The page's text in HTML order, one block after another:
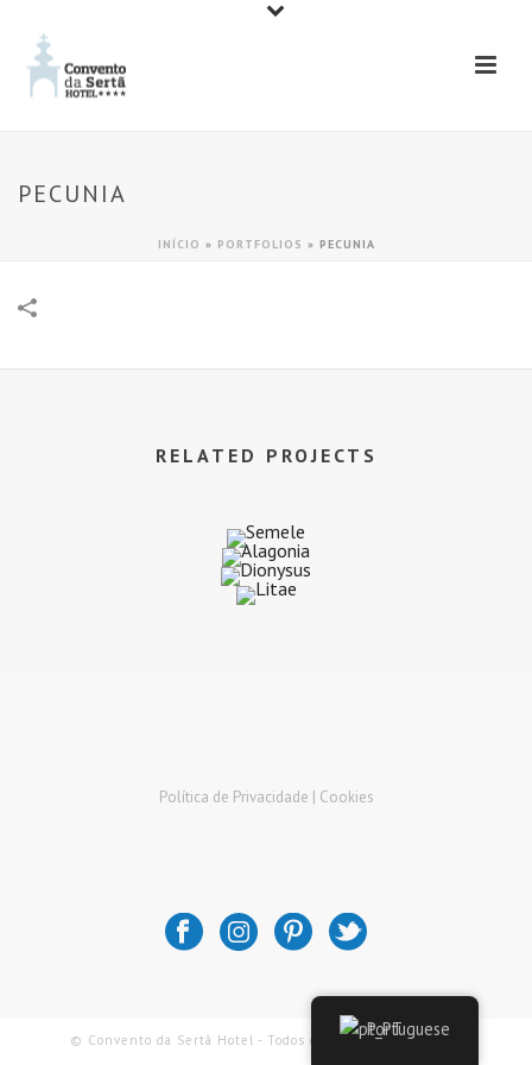
PECUNIA
INÍCIO » PORTFOLIOS » PECUNIA
RELATED PROJECTS
Política de Privacidade | Cookies
© Convento da Sertã Hotel - Todos os Direitos Reservados
Portuguese